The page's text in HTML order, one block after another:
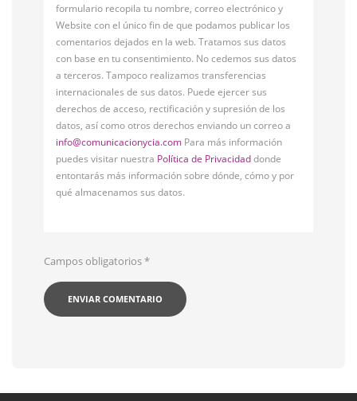
formulario recopila tu nombre, correo electrónico y
Website con el único fin de que podamos publicar los
comentarios dejados en la web. Tratamos sus datos
con base en tu consentimiento. No cedemos sus datos
a terceros. Tampoco realizamos transferencias
internacionales de sus datos. Puede ejercer sus
derechos de acceso, rectificación y supresión de los
datos, así como otros derechos enviando un correo a
info@comunicacionycia.com Para más información
puedes visitar nuestra Política de Privacidaddonde
entontarás más información sobre dónde, cómo y por
qué almacenamos sus datos.
Campos obligatorios*